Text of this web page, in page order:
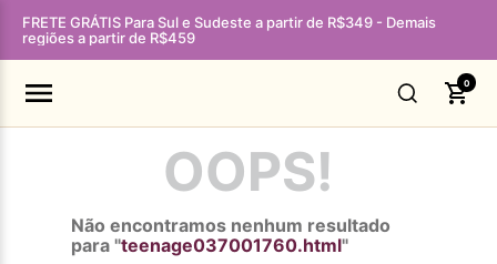
FRETE GRÁTIS Para Sul e Sudeste a partir de R$349 - Demais
regiões a partir de R$459
0
OOPS!
Não encontramos nenhum resultado
para "teenage037001760.html"